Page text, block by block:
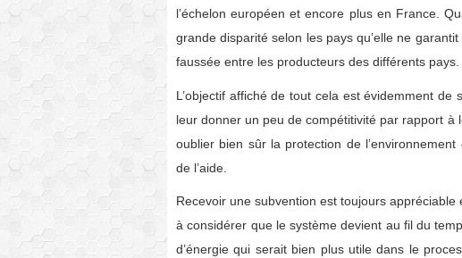
l’échelon européen et encore plus en France.
grande disparité selon les pays qu’elle ne
faussée entre les producteurs des différents pays.
L’objectif affiché de tout cela est évidemment
leur donner un peu de compétitivité par rapport
oublier bien sûr la protection de
de l’aide.
Recevoir une subvention est toujours
à considérer que le système devient au fil du
d’énergie qui serait bien plus utile dans le